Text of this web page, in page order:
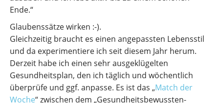
Ende.“
Glaubenssätze wirken :-).
Gleichzeitig braucht es einen angepassten Lebensstil
und da experimentiere ich seit diesem Jahr herum.
Derzeit habe ich einen sehr ausgeklügelten
Gesundheitsplan, den ich täglich und wöchentlich
überprüfe und ggf. anpasse. Es ist das „Match der
Woche“ zwischen dem „Gesundheitsbewussten-